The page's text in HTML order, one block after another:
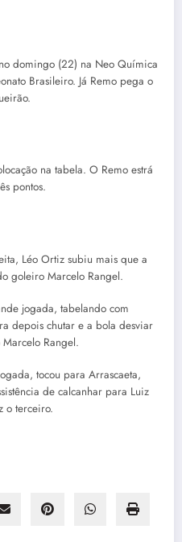
domingo (22) na Neo Química
Brasileiro. Já Remo pega o
na tabela. O Remo estrá
pontos.
Léo Ortiz subiu mais que a
goleiro Marcelo Rangel.
jogada, tabelando com
depois chutar e a bola desviar
Rangel.
tocou para Arrascaeta,
de calcanhar para Luiz
o terceiro.